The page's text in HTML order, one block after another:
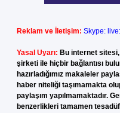
Reklam ve İletişim: Skype:
Yasal Uyarı: Bu internet
şirketi ile hiçbir bağlantısı
hazırladığımız makaleler
haber niteliği taşımamakta
paylaşım yapılmamaktadır.
benzerlikleri tamamen